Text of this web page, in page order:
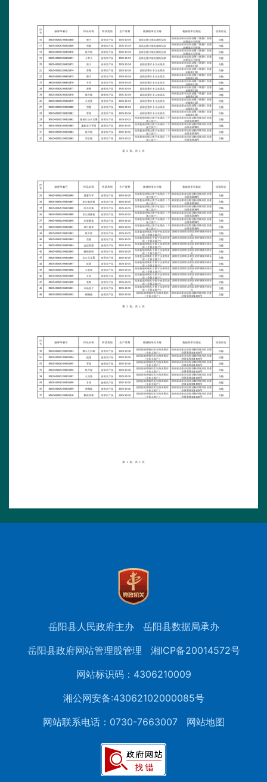
岳阳县人民政府主办
岳阳县数据局承办
岳阳县政府网站管理股管理
湘ICP备20014572号
网站标识码：4306210009
湘公网安备:43062102000085号
网站联系电话：0730-7663007
网站地图